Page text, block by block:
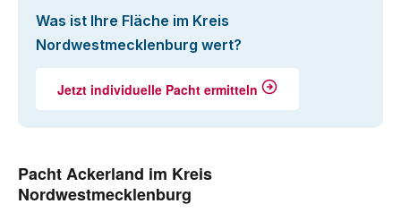
Was ist Ihre Fläche im Kreis
Nordwestmecklenburg wert?
Jetzt individuelle Pacht ermitteln
Pacht Ackerland im Kreis
Nordwestmecklenburg